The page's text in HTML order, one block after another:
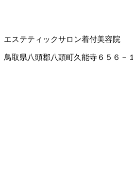
エステティックサロン着付美容院
鳥取県八頭郡八頭町久能寺６５６－１